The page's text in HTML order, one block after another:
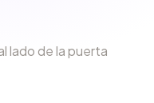
lado de la puerta